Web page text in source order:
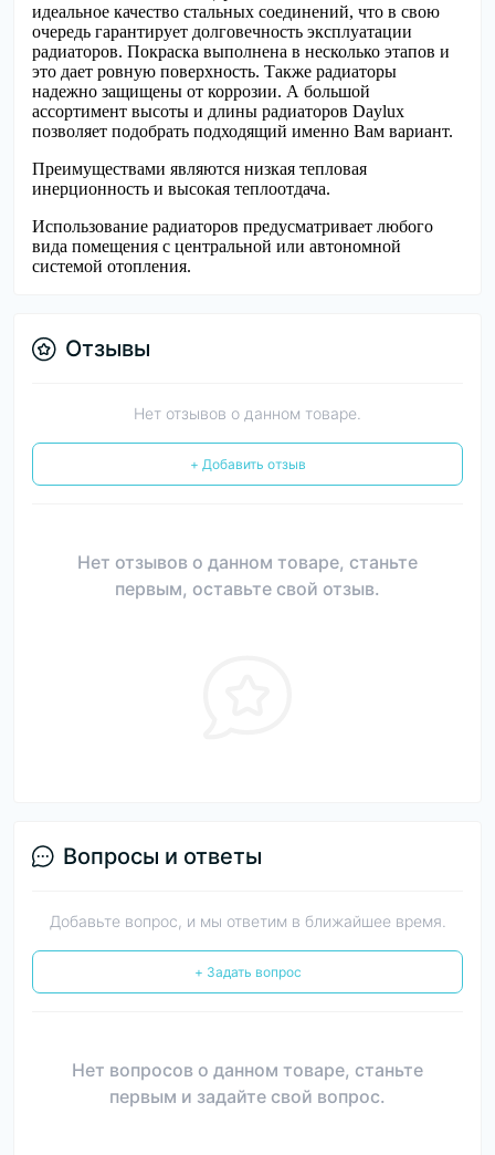
идеальное качество стальных соединений, что в свою
очередь гарантирует долговечность эксплуатации
радиаторов. Покраска выполнена в несколько этапов и
это дает ровную поверхность. Также радиаторы
надежно защищены от коррозии. А большой
ассортимент высоты и длины радиаторов Daylux
позволяет подобрать подходящий именно Вам вариант.
Преимуществами являются низкая тепловая
инерционность и высокая теплоотдача.
Использование радиаторов предусматривает любого
вида помещения с центральной или автономной
системой отопления.
Отзывы
Нет отзывов о данном товаре.
+ Добавить отзыв
Нет отзывов о данном товаре, станьте
первым, оставьте свой отзыв.
Вопросы и ответы
Добавьте вопрос, и мы ответим в ближайшее время.
+ Задать вопрос
Нет вопросов о данном товаре, станьте
первым и задайте свой вопрос.